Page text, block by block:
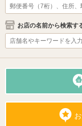
お店の名前から検索す